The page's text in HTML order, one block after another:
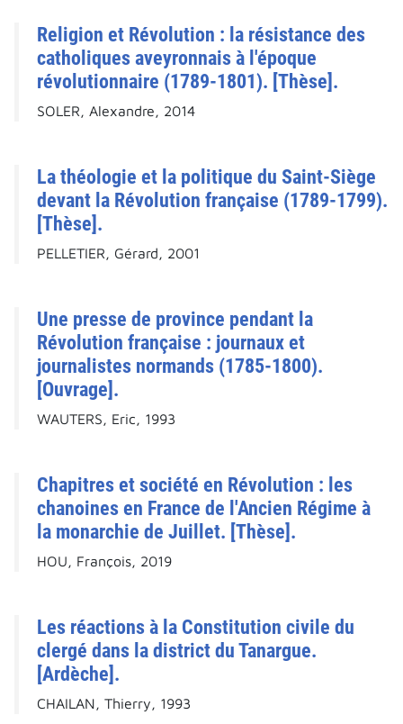
Religion et Révolution : la résistance des
catholiques aveyronnais à l'époque
révolutionnaire (1789-1801). [Thèse].
SOLER, Alexandre, 2014
La théologie et la politique du Saint-Siège
devant la Révolution française (1789-1799).
[Thèse].
PELLETIER, Gérard, 2001
Une presse de province pendant la
Révolution française : journaux et
journalistes normands (1785-1800).
[Ouvrage].
WAUTERS, Eric, 1993
Chapitres et société en Révolution : les
chanoines en France de l'Ancien Régime à
la monarchie de Juillet. [Thèse].
HOU, François, 2019
Les réactions à la Constitution civile du
clergé dans la district du Tanargue.
[Ardèche].
CHAILAN, Thierry, 1993